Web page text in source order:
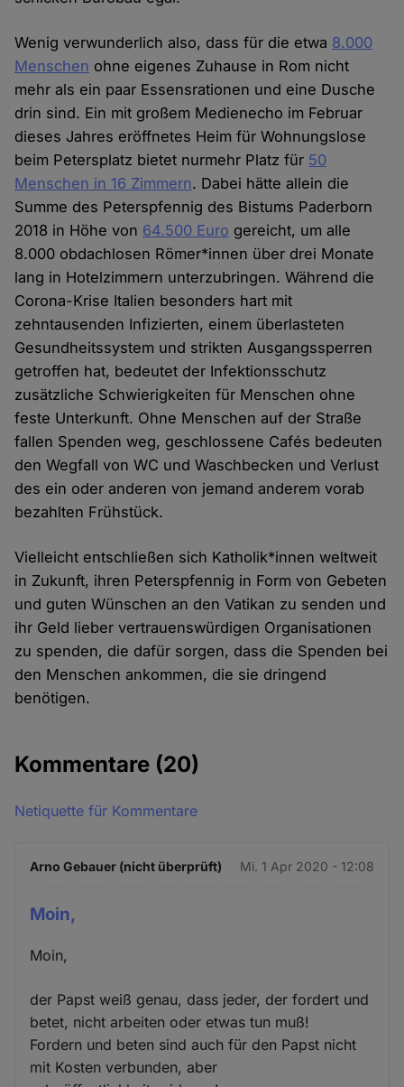
Wenig verwunderlich also, dass für die etwa 8.000
Menschen ohne eigenes Zuhause in Rom nicht
mehr als ein paar Essensrationen und eine Dusche
drin sind. Ein mit großem Medienecho im Februar
dieses Jahres eröffnetes Heim für Wohnungslose
beim Petersplatz bietet nurmehr Platz für 50
Menschen in 16 Zimmern. Dabei hätte allein die
Summe des Peterspfennig des Bistums Paderborn
2018 in Höhe von 64.500 Euro gereicht, um alle
8.000 obdachlosen Römer*innen über drei Monate
lang in Hotelzimmern unterzubringen. Während die
Corona-Krise Italien besonders hart mit
zehntausenden Infizierten, einem überlasteten
Gesundheitssystem und strikten Ausgangssperren
getroffen hat, bedeutet der Infektionsschutz
zusätzliche Schwierigkeiten für Menschen ohne
feste Unterkunft. Ohne Menschen auf der Straße
fallen Spenden weg, geschlossene Cafés bedeuten
den Wegfall von WC und Waschbecken und Verlust
des ein oder anderen von jemand anderem vorab
bezahlten Frühstück.
Vielleicht entschließen sich Katholik*innen weltweit
in Zukunft, ihren Peterspfennig in Form von Gebeten
und guten Wünschen an den Vatikan zu senden und
ihr Geld lieber vertrauenswürdigen Organisationen
zu spenden, die dafür sorgen, dass die Spenden bei
den Menschen ankommen, die sie dringend
benötigen.
Kommentare (20)
Netiquette für Kommentare
Arno Gebauer (nicht überprüft) Mi. 1 Apr 2020 - 12:08
Moin,
Moin,
der Papst weiß genau, dass jeder, der fordert und
betet, nicht arbeiten oder etwas tun muß!
Fordern und beten sind auch für den Papst nicht
mit Kosten verbunden, aber